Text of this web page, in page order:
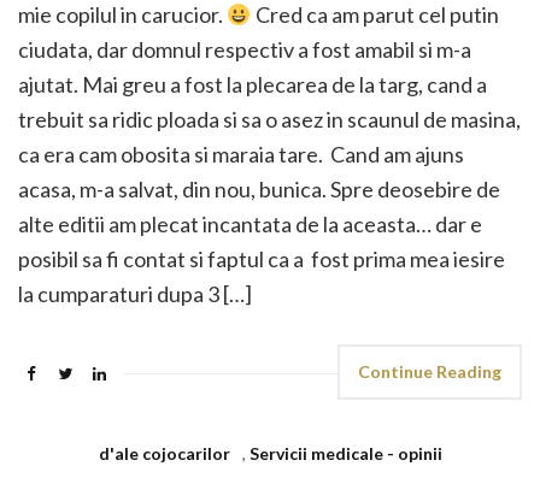
mie copilul in carucior.
Cred ca am parut cel putin
ciudata, dar domnul respectiv a fost amabil si m-a
ajutat. Mai greu a fost la plecarea de la targ, cand a
trebuit sa ridic ploada si sa o asez in scaunul de masina,
ca era cam obosita si maraia tare. Cand am ajuns
acasa, m-a salvat, din nou, bunica. Spre deosebire de
alte editii am plecat incantata de la aceasta… dar e
posibil sa fi contat si faptul ca a fost prima mea iesire
la cumparaturi dupa 3 […]
Continue Reading
d'ale cojocarilor , Servicii medicale - opinii